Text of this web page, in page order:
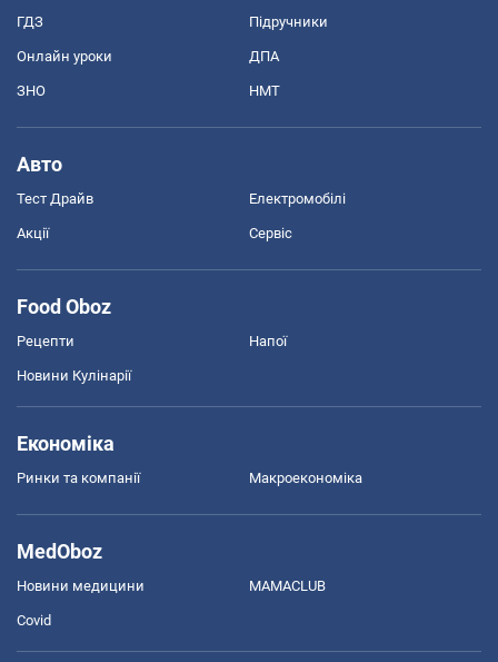
ГДЗ Підручники
Онлайн уроки ДПА
ЗНО НМТ
Авто
Тест Драйв Електромобілі
Акції Сервіс
Food Oboz
Рецепти Напої
Новини Кулінарії
Економіка
Ринки та компанії Макроекономіка
MedOboz
Новини медицини MAMACLUB
Covid